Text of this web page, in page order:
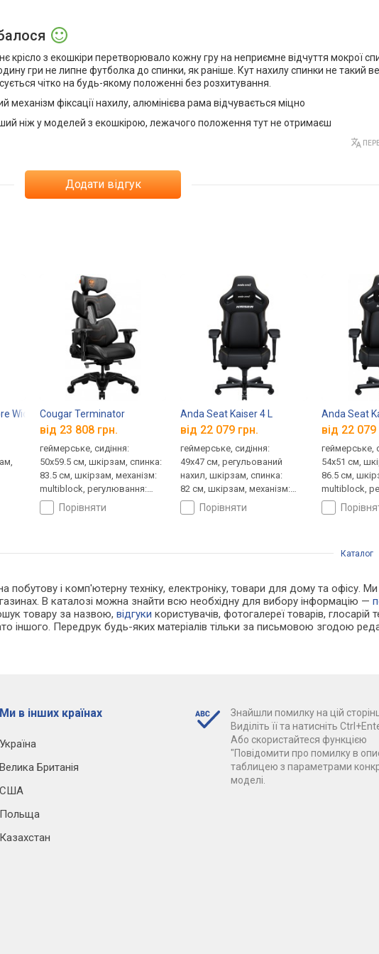
крісло з екошкіри перетворювало кожну гру на неприємне відчуття мокрої
гри не липне футболка до спинки, як раніше. Кут нахилу спинки не такий
чітко на будь-якому положенні без розхитування.
механізм фіксації нахилу, алюмінієва рама відчувається міцно
ніж у моделей з екошкірою, лежачого положення тут не отримаєш
Додати відгук
Wide Cougar Terminator
від 23 808 грн.
геймерське, сидіння:
50x59.5 см, шкірзам, спинка:
83.5 см, шкірзам, механізм:
multiblock, регулювання:
нахилу, висоти, жорсткості
порівняти
Anda Seat Kaiser 4 L
від 22 079 грн.
геймерське, сидіння:
49x47 см, регульований
нахил, шкірзам, спинка:
82 см, шкірзам, механізм:
multiblock, регулювання:
нахилу, висоти, жорсткості
порівняти
Anda Seat
від 22 079
геймерське,
54x51 см,
86.5 см,
multiblock,
нахилу,
Каталог
побутову і комп'ютерну техніку, електроніку, товари для дому та офісу.
В каталозі можна знайти всю необхідну для вибору інформацію —
товару за назвою,відгуки користувачів, фотогалереї товарів, глосарій
іншого. Передрук будь-яких матеріалів тільки за письмовою згодою
Ми в інших країнах
Україна
Велика Британія
США
Польща
Казахстан
Знайшли помилку на цій
Виділіть її та натисніть
Або скористайтеся функцією
"Повідомити про помилку в
таблицею з параметрами
моделі.